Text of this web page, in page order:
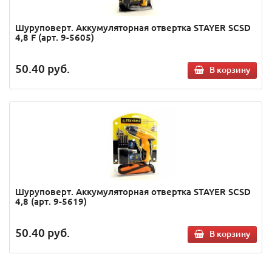
Шуруповерт. Аккумуляторная отвертка STAYER SCSD
4,8 F (арт. 9-5605)
50.40 руб. В корзину
Шуруповерт. Аккумуляторная отвертка STAYER SCSD
4,8 (арт. 9-5619)
50.40 руб. В корзину